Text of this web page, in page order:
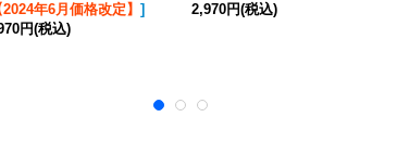
年6月価格改定】 ]
円(税込)
2,970円(税込)